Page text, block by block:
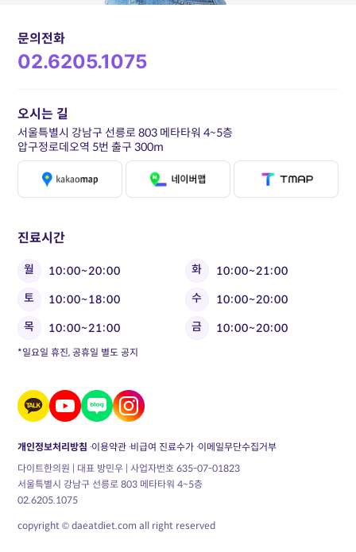
문의전화
02.6205.1075
진료시간
월 10:00~20:00 화
10:00~21:00
토
10:00~18:00 수
10:00~20:00
목
10:00~21:00 금 10:00~20:00
*일요일 휴진, 공휴일 별도 공지
오시는 길
서울특별시 강남구 선릉로 803 메타타워 4~5층
압구정로데오역 5번 출구 300m
개인정보처리방침 이용약관 비급여 진료수가 이메일무단수집거부
다이트한의원 | 대표 방민우 | 사업자번호 635-07-01823
서울특별시 강남구 선릉로 803 메타타워 4~5층
02.6205.1075
copyright © daeatdiet.com all right reserved